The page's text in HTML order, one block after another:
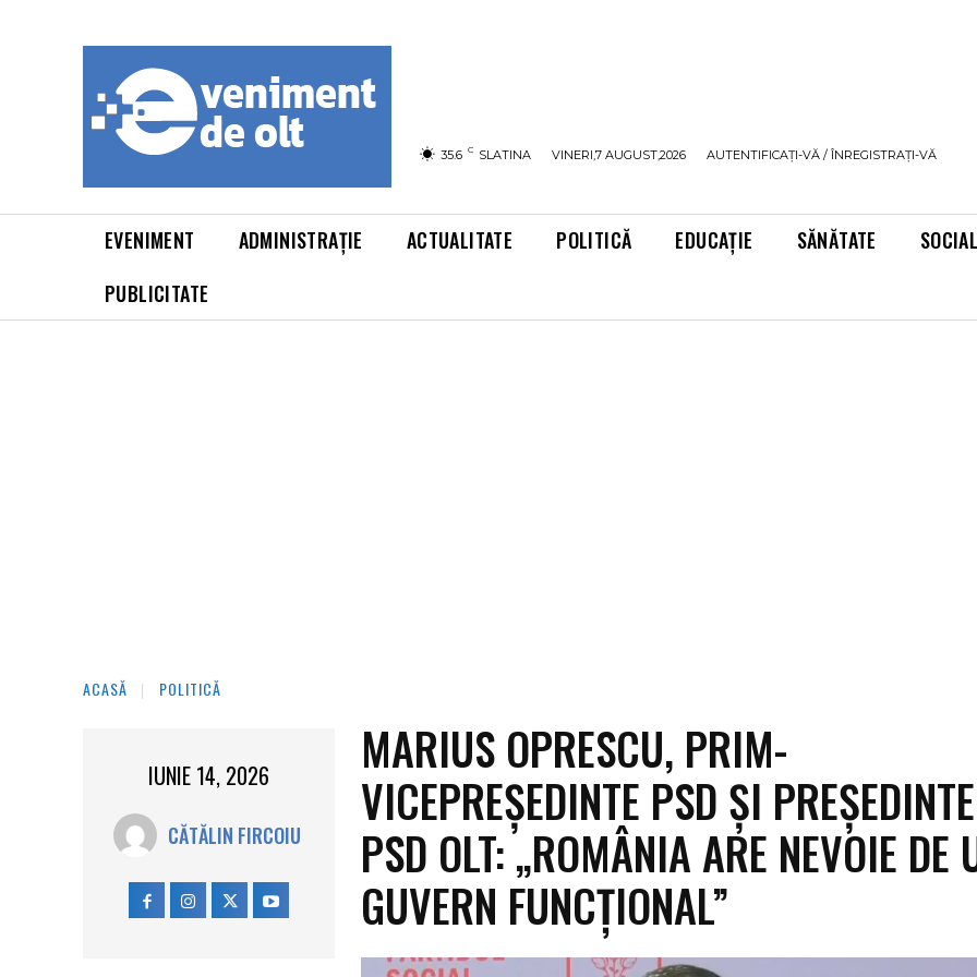
35.6 C SLATINA VINERI,7 AUGUST,2026 AUTENTIFICAȚI-VĂ / ÎNREGISTRAȚI-VĂ
EVENIMENT ADMINISTRAȚIE ACTUALITATE POLITICĂ EDUCAȚIE SĂNĂTATE
PUBLICITATE
ACASĂ POLITICĂ
IUNIE 14, 2026
CĂTĂLIN FIRCOIU
MARIUS OPRESCU, PRIM-
VICEPREȘEDINTE PSD ȘI PREȘEDINTE
PSD OLT: „ROMÂNIA ARE NEVOIE DE
GUVERN FUNCȚIONAL”